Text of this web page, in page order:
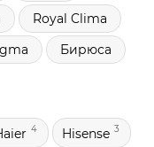
Royal Clima
Бирюса
4 Hisense 3